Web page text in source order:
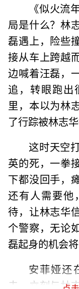
《似火流
局是什么？林
磊遇上，险些
接从车上跨越
边喊着汪磊，
追，转眼跑出
里，本以为林
了行踪被林志华
这时天空
英的死，一拳
下都没回手，
还有人需要他
待，让林志华
个警察，无论
磊起身的机会将
安菲娅还
去，立刻与林